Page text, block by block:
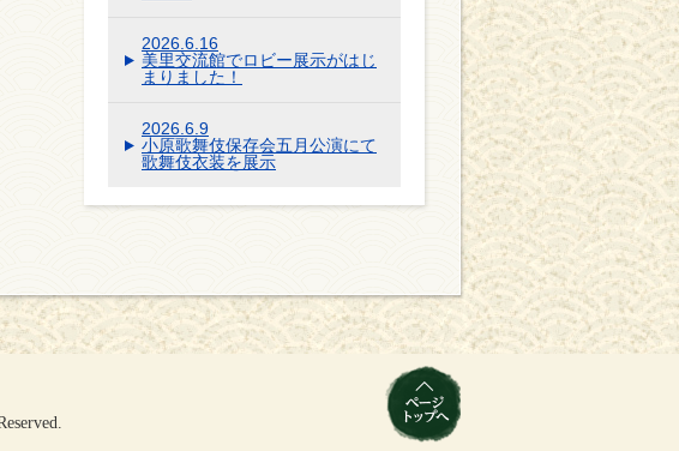
2026.6.16
美里交流館でロビー展示がはじ
まりました！
2026.6.9
小原歌舞伎保存会五月公演にて
歌舞伎衣装を展示